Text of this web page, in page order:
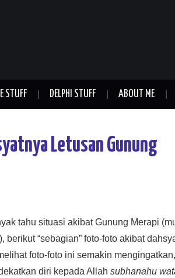
STUFF DELPHI STUFF ABOUT ME
Letusan Gunung
tahu situasi akibat Gunung Merapi
“sebagian” foto-foto akibat
foto-foto ini semakin mengingatkan,
diri kepada Allah subhanahu